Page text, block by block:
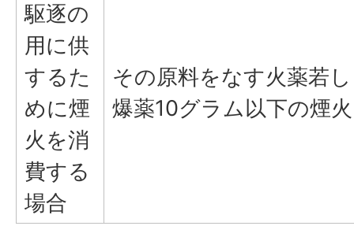
駆逐の
用に供
するた
めに煙
火を消
費する
場合
その原料をなす火薬若
爆薬10グラム以下の煙火